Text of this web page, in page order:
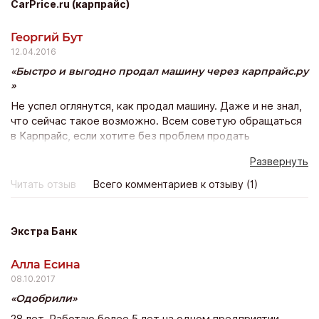
CarPrice.ru (карпрайс)
Георгий Бут
12.04.2016
Быстро и выгодно продал машину через карпрайс.ру
Не успел оглянутся, как продал машину. Даже и не знал,
что сейчас такое возможно. Всем советую обращаться
в Карпрайс, если хотите без проблем продать
После диагностики машину выставляют на аукцион, а
там за нее воюют дилеры, предлагая все больше и
посмеиваешься. Все услуги бесплатные. Как сказал
менеджер Артем, если цена не устроит, то вы ни за что
Развернуть
Читать отзыв
Всего комментариев к отзыву (1)
Экстра Банк
Алла Есина
08.10.2017
Одобрили